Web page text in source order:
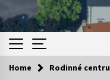
Kam za
Home Rodinné